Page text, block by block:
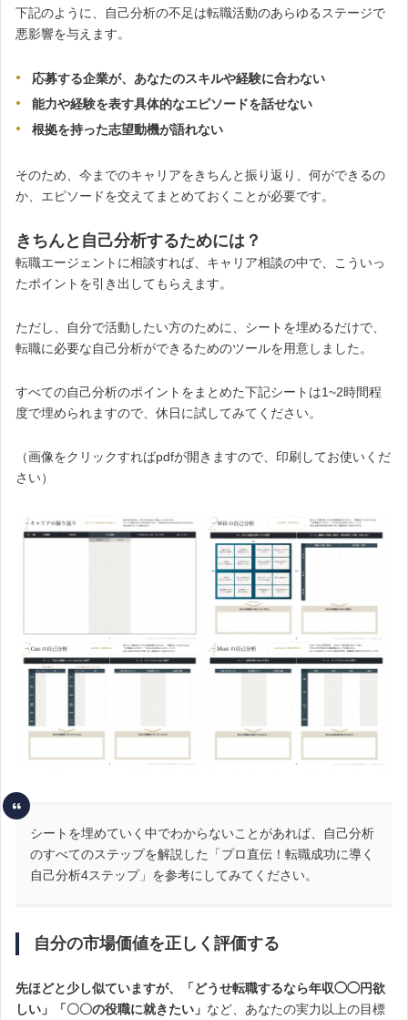
下記のように、自己分析の不足は転職活動のあらゆるステージで
悪影響を与えます。
応募する企業が、あなたのスキルや経験に合わない
能力や経験を表す具体的なエピソードを話せない
根拠を持った志望動機が語れない
そのため、今までのキャリアをきちんと振り返り、何ができるの
か、エピソードを交えてまとめておくことが必要です。
きちんと自己分析するためには？
転職エージェントに相談すれば、キャリア相談の中で、こういっ
たポイントを引き出してもらえます。
ただし、自分で活動したい方のために、シートを埋めるだけで、
転職に必要な自己分析ができるためのツールを用意しました。
すべての自己分析のポイントをまとめた下記シートは1~2時間程
度で埋められますので、休日に試してみてください。
（画像をクリックすればpdfが開きますので、印刷してお使いくだ
さい）
シートを埋めていく中でわからないことがあれば、自己分析
のすべてのステップを解説した「プロ直伝！転職成功に導く
自己分析4ステップ」を参考にしてみてください。
自分の市場価値を正しく評価する
先ほどと少し似ていますが、「どうせ転職するなら年収◯◯円欲
しい」「〇〇の役職に就きたい」 など、あなたの実力以上の目標